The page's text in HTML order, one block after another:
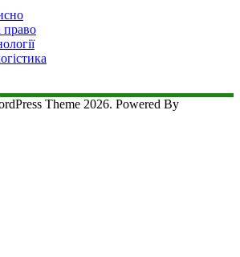
право
Theme 2026. Powered By